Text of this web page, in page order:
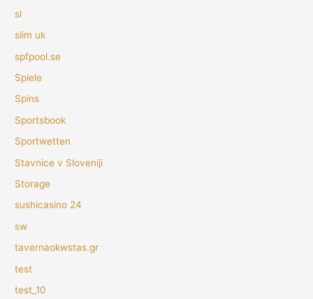
sl
slim uk
spfpool.se
Spiele
Spins
Sportsbook
Sportwetten
Stavnice v Sloveniji
Storage
sushicasino 24
sw
tavernaokwstas.gr
test
test_10